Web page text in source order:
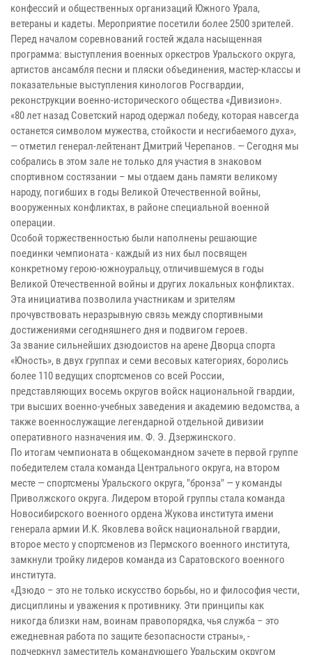
конфессий и общественных организаций Южного Урала,
ветераны и кадеты. Мероприятие посетили более 2500 зрителей.
Перед началом соревнований гостей ждала насыщенная
программа: выступления военных оркестров Уральского округа,
артистов ансамбля песни и пляски объединения, мастер-классы и
показательные выступления кинологов Росгвардии,
реконструкции военно-исторического общества «Дивизион».
«80 лет назад Советский народ одержал победу, которая навсегда
останется символом мужества, стойкости и несгибаемого духа»,
— отметил генерал-лейтенант Дмитрий Черепанов. — Сегодня мы
собрались в этом зале не только для участия в знаковом
спортивном состязании – мы отдаем дань памяти великому
народу, погибших в годы Великой Отечественной войны,
вооруженных конфликтах, в районе специальной военной
операции.
Особой торжественностью были наполнены решающие
поединки чемпионата - каждый из них был посвящен
конкретному герою-южноуральцу, отличившемуся в годы
Великой Отечественной войны и других локальных конфликтах.
Эта инициатива позволила участникам и зрителям
прочувствовать неразрывную связь между спортивными
достижениями сегодняшнего дня и подвигом героев.
За звание сильнейших дзюдоистов на арене Дворца спорта
«Юность», в двух группах и семи весовых категориях, боролись
более 110 ведущих спортсменов со всей России,
представляющих восемь округов войск национальной гвардии,
три высших военно-учебных заведения и академию ведомства, а
также военнослужащие легендарной отдельной дивизии
оперативного назначения им. Ф. Э. Дзержинского.
По итогам чемпионата в общекомандном зачете в первой группе
победителем стала команда Центрального округа, на втором
месте — спортсмены Уральского округа, "бронза" — у команды
Приволжского округа. Лидером второй группы стала команда
Новосибирского военного ордена Жукова института имени
генерала армии И.К. Яковлева войск национальной гвардии,
второе место у спортсменов из Пермского военного института,
замкнули тройку лидеров команда из Саратовского военного
института.
«Дзюдо – это не только искусство борьбы, но и философия чести,
дисциплины и уважения к противнику. Эти принципы как
никогда близки нам, воинам правопорядка, чья служба – это
ежедневная работа по защите безопасности страны», -
подчеркнул заместитель командующего Уральским округом